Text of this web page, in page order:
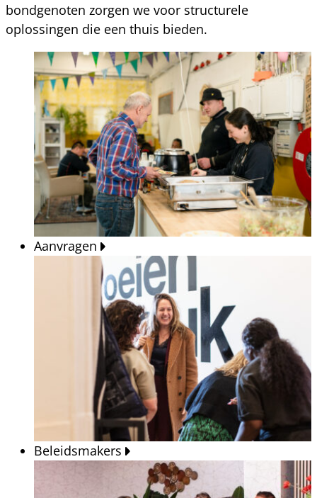
bondgenoten zorgen we voor structurele
oplossingen die een thuis bieden.
Aanvragen
Beleidsmakers